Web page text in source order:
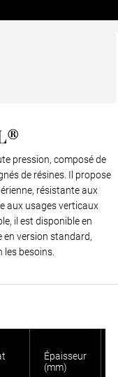
pression, composé de
de résines. Il propose
résistante aux
aux usages verticaux
il est disponible en
en version standard,
besoins.
Épaisseur
(mm)